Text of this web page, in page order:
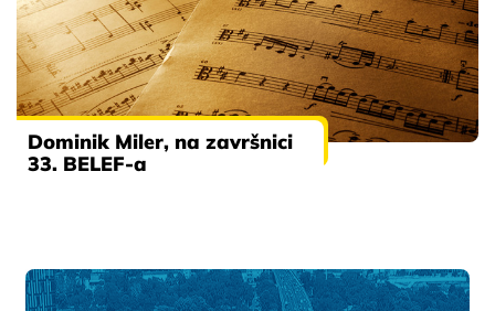
Dominik Miler, na završnici
33. BELEF-a